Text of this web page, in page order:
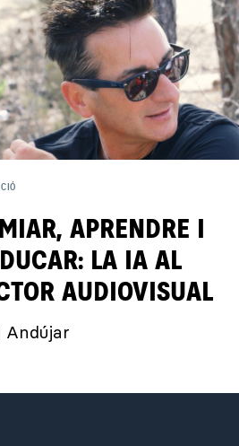
APRENDRE I
LA IA AL
AUDIOVISUAL
Andújar